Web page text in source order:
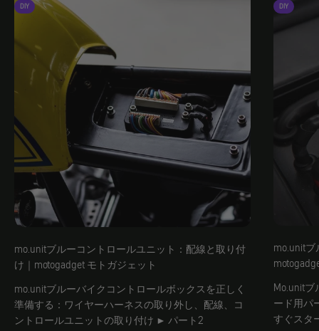
DIY
mo.unitブルーコントロールユニット：配線と取り付
け｜motogadget モトガジェット
mo.unitブルーバイクコントロールボックスを正しく
準備する：ワイヤーハーネスの取り外し、配線、コ
ントロールユニットの取り付け ► パート2
DIY
mo.unit
Mo.unit
ード用パ
すぐスタ